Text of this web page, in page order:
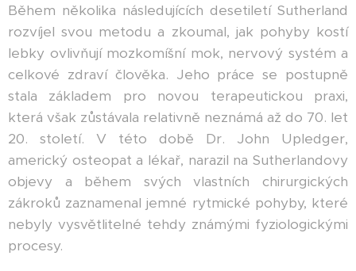
Během několika následujících desetiletí Sutherland
rozvíjel svou metodu a zkoumal, jak pohyby kostí
lebky ovlivňují mozkomíšní mok, nervový systém a
celkové zdraví člověka. Jeho práce se postupně
stala základem pro novou terapeutickou praxi,
která však zůstávala relativně neznámá až do 70. let
20. století. V této době Dr. John Upledger,
americký osteopat a lékař, narazil na Sutherlandovy
objevy a během svých vlastních chirurgických
zákroků zaznamenal jemné rytmické pohyby, které
nebyly vysvětlitelné tehdy známými fyziologickými
procesy.